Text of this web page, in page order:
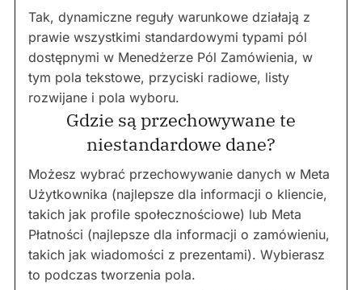
Tak, dynamiczne reguły warunkowe działają z
prawie wszystkimi standardowymi typami pól
dostępnymi w Menedżerze Pól Zamówienia, w
tym pola tekstowe, przyciski radiowe, listy
rozwijane i pola wyboru.
Gdzie są przechowywane te
niestandardowe dane?
Możesz wybrać przechowywanie danych w Meta
Użytkownika (najlepsze dla informacji o kliencie,
takich jak profile społecznościowe) lub Meta
Płatności (najlepsze dla informacji o zamówieniu,
takich jak wiadomości z prezentami). Wybierasz
to podczas tworzenia pola.